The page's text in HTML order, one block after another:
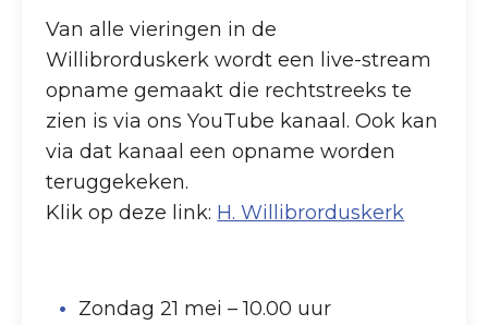
Van alle vieringen in de
Willibrorduskerk wordt een live-stream
opname gemaakt die rechtstreeks te
zien is via ons YouTube kanaal. Ook kan
via dat kanaal een opname worden
teruggekeken.
Klik op deze link: H. Willibrorduskerk
Zondag 21 mei – 10.00 uur